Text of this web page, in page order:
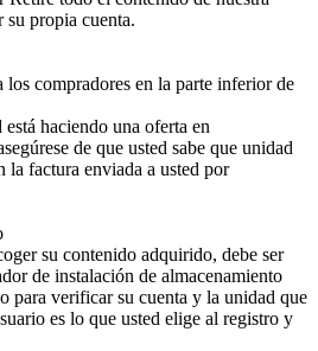
propia cuenta.
los compradores en la parte inferior de
haciendo una oferta en
de que usted sabe que unidad
la factura enviada a usted por
su contenido adquirido, debe ser
de instalación de almacenamiento
para verificar su cuenta y la unidad que
es lo que usted elige al registro y